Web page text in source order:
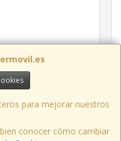
para mejorar nuestros
conocer cómo cambiar
17;30 a 20;30